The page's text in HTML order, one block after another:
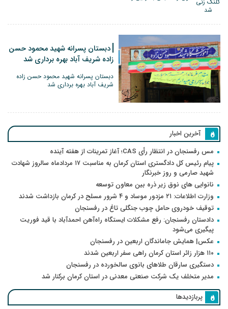
دبستان پسرانه شهید محمود حسن
زاده شریف آباد بهره برداری شد
دبستان پسرانه شهید محمود حسن زاده
شریف آباد بهره برداری شد
آخرین اخبار
مس رفسنجان در انتظار رأی CAS؛ آغاز تمرینات از هفته آینده
پیام رئیس کل دادگستری استان کرمان به مناسبت ۱۷ مردادماه سالروز شهادت
شهید صارمی و روز خبرنگار
نانوایی های نوق زیر ذره بین معاون توسعه
وزارت اطلاعات: ۲۱ مزدور موساد و ۴ شرور مسلح در کرمان بازداشت شدند
توقیف خودروی حامل چوب جنگلی تاغ در رفسنجان
دادستان رفسنجان: رفع مشکلات ایستگاه راه‌آهن احمدآباد با قید فوریت
پیگیری می‌شود
عکس| همایش جاماندگان اربعین در رفسنجان
۱۱۰ هزار زائر استان کرمان راهی سفر اربعین شدند
دستگیری سارقان طلاهای بانوی سالخورده در رفسنجان
مدیر متخلف یک شرکت صنعتی معدنی در استان کرمان برکنار شد
پربازدیدها